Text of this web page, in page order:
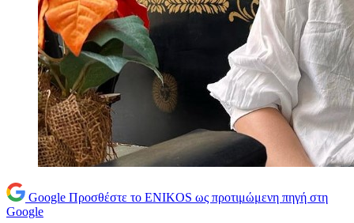
Google Προσθέστε το ENIKOS ως προτιμώμενη πηγή στη
Google